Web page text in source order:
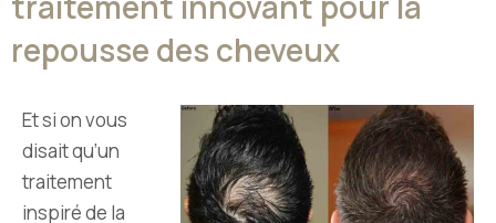
repousse des cheveux
Et si on vous
disait qu’un
traitement
inspiré de la